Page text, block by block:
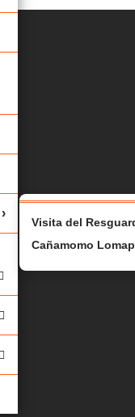
Visita del
Cañamomo